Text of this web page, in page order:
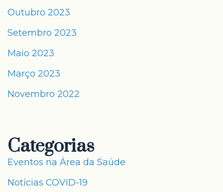
Outubro 2023
Setembro 2023
Maio 2023
Março 2023
Novembro 2022
Categorias
Eventos na Área da Saúde
Notícias COVID-19